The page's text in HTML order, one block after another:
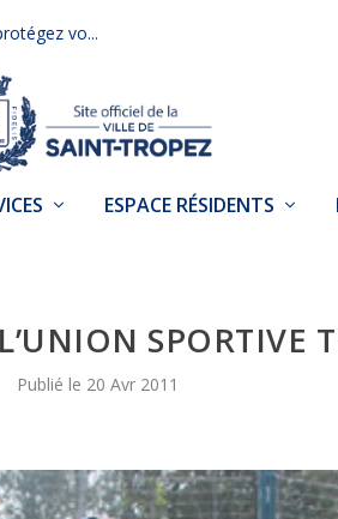
vo...
ESPACE RÉSIDENTS
SPORTIVE
20 Avr 2011